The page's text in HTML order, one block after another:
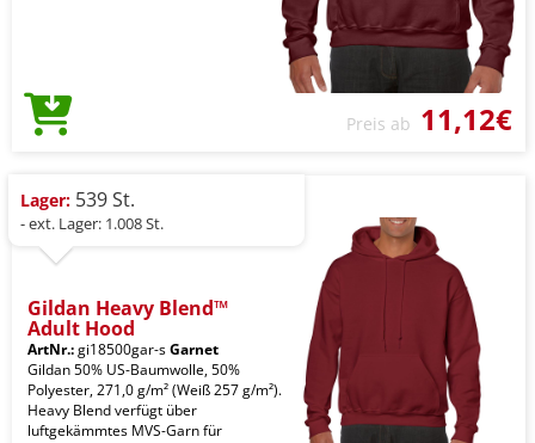
Preis ab 11,12€
Lager: 539 St.
- ext. Lager: 1.008 St.
Gildan Heavy Blend™
Adult Hood
ArtNr.:gi18500gar-sGarnet
Gildan 50% US-Baumwolle, 50%
Polyester, 271,0 g/m² (Weiß 257 g/m²).
Heavy Blend verfügt über
luftgekämmtes MVS-Garn für